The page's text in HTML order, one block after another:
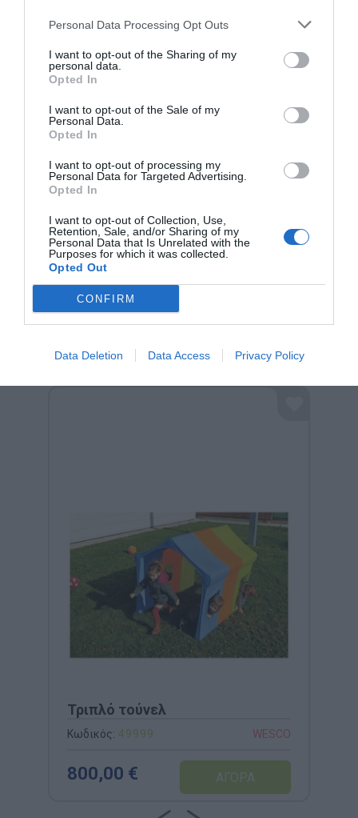
Personal Data Processing Opt Outs
I want to opt-out of the Sharing of my
personal data.
Opted In
I want to opt-out of the Sale of my
Personal Data.
Opted In
I want to opt-out of processing my
Personal Data for Targeted Advertising.
Opted In
I want to opt-out of Collection, Use,
Retention, Sale, and/or Sharing of my
Personal Data that Is Unrelated with the
Purposes for which it was collected.
Opted Out
CONFIRM
Data Deletion Data Access Privacy Policy
τους.
Πρόκειται για έναν οργανισμό που εμπιστεύονται
γονείς και εκπαιδευτικοί για τα
καινοτόμα προϊόντα
και την αξιοπιστία των υπηρεσιών του. Με το
σκεπτικό ότι
περιβαλλοντικό της αποτύπωμα και προετοιμάζοντας
τα παιδιά για τις μελλοντικές προκλήσεις. Μέσα από
τη δράση της, η εταιρεία επενδύει σε ένα μέλλον
με το περιβάλλον.
Σχετικά προϊόντα
Τριπλό τούνελ
Κωδικός: 49999 WESCO
800,00 €